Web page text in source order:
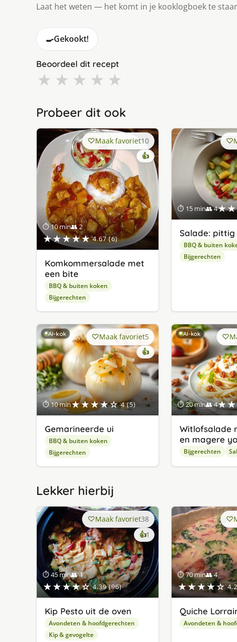
Laat het weten — het komt in je kooklogboek te
🍳Gekookt!
Beoordeel dit recept
★ ★ ★ ★ ★
Probeer dit ook
⏱ 10 min👥 2
★★★★★ 4.67 (6)
Maak favoriet10
👍
Komkommersalade met
een bite
BBQ & buiten koken
Bijgerechten
⏱ 15 min👥 4
Salade: pittig
BBQ & buiten
Bijgerechten
AI-kok
⏱ 10 min★★★★☆ 4 (5)
Maak favoriet5
👍
Gemarineerde ui
BBQ & buiten koken
Bijgerechten
AI-kok
⏱ 20 min👥 4
Witlofsalade
en magere
Bijgerechten
Lekker hierbij
⏱ 45 min👥 4
★★★★☆ 4.39 (96)
Maak favoriet38
👍1keer
lekker
gevonden
Kip Pesto uit de oven
Avondeten & hoofdgerechten
Kip & gevogelte
⏱ 70 min👥 4
★★★★☆
Quiche
Avondeten &